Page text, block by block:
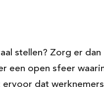
stellen? Zorg er dan
een open sfeer
dat werknemers